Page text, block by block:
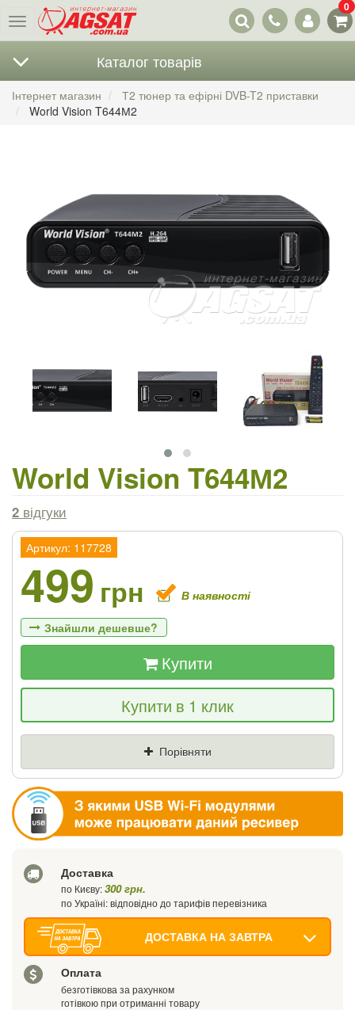
Меню
Наші
контакти
0
Каталог товарів
Інтернет магазин
Т2 тюнер та ефірні DVB-T2 приставки
World Vision T644М2
World Vision T644М2
2 відгуки
Артикул: 117728
499 грн В наявності
Знайшли дешевше?
Якщо Ви знайдете товар дешевше - ми
знизимо ціну і подаруємо % від різниці
Ваш телефон
Купити
Купити в 1 клик
Порівняти
Доставка
по Києву:300 грн.
по Україні: відповідно до тарифів перевізника
ДОСТАВКА НА ЗАВТРА
Оплата
безготівкова за рахунком
готівкою при отриманні товару